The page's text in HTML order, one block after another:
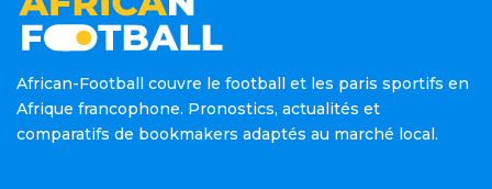
African-Football couvre le football et les paris sportifs en
Afrique francophone. Pronostics, actualités et
comparatifs de bookmakers adaptés au marché local.